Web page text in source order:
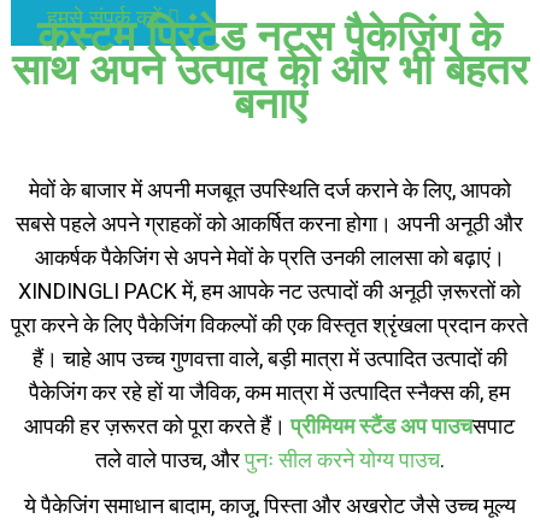
हमसे संपर्क करें
कस्टम प्रिंटेड नट्स पैकेजिंग के
साथ अपने उत्पाद को और भी बेहतर
बनाएं
मेवों के बाजार में अपनी मजबूत उपस्थिति दर्ज कराने के लिए, आपको
सबसे पहले अपने ग्राहकों को आकर्षित करना होगा। अपनी अनूठी और
आकर्षक पैकेजिंग से अपने मेवों के प्रति उनकी लालसा को बढ़ाएं।
XINDINGLI PACK में, हम आपके नट उत्पादों की अनूठी ज़रूरतों को
पूरा करने के लिए पैकेजिंग विकल्पों की एक विस्तृत श्रृंखला प्रदान करते
हैं। चाहे आप उच्च गुणवत्ता वाले, बड़ी मात्रा में उत्पादित उत्पादों की
पैकेजिंग कर रहे हों या जैविक, कम मात्रा में उत्पादित स्नैक्स की, हम
आपकी हर ज़रूरत को पूरा करते हैं। प्रीमियम स्टैंड अप पाउचसपाट
तले वाले पाउच, औरपुनः सील करने योग्य पाउच.
ये पैकेजिंग समाधान बादाम, काजू, पिस्ता और अखरोट जैसे उच्च मूल्य